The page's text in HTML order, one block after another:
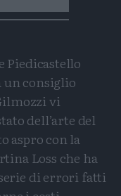
Piedicastello
un consiglio
vi
dell’arte del
aspro con la
Loss che ha
di errori fatti